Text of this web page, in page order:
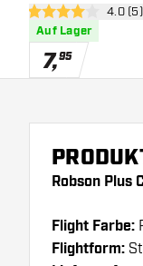
4 Bewertungssterne
4.0 (5)
Auf Lager
7,95
Robson Plus
Flight Farbe:
Flightform: